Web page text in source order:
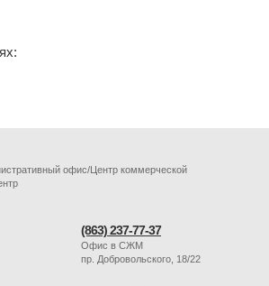
офис/Центр коммерческой
(863) 237-77-37
Офис в СЖМ
пр. Добровольского, 18/22